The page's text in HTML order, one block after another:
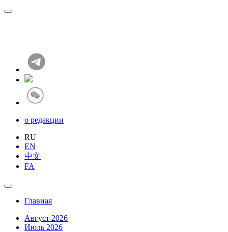
о редакции
RU
EN
中文
FA
Главная
Август 2026
Июль 2026